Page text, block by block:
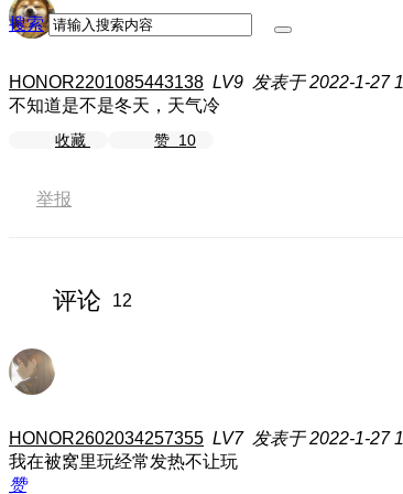
搜索
HONOR2201085443138 LV9 发表于 2022-1-27
不知道是不是冬天，天气冷
收藏 赞 10
举报
评论 12
HONOR2602034257355 LV7 发表于 2022-1-27
我在被窝里玩经常发热不让玩
赞